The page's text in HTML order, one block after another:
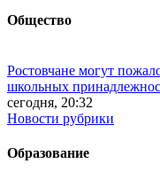
Общество
Ростовчане могут
школьных
сегодня, 20:32
Новости рубрики
Образование